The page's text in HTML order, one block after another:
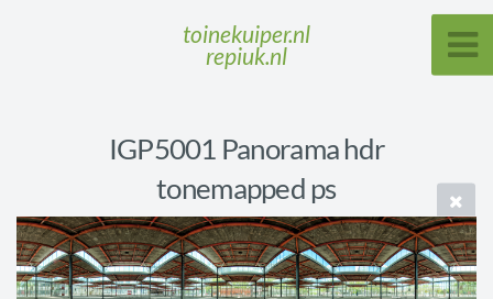
toinekuiper.nl
repiuk.nl
IGP5001 Panorama hdr
tonemapped ps